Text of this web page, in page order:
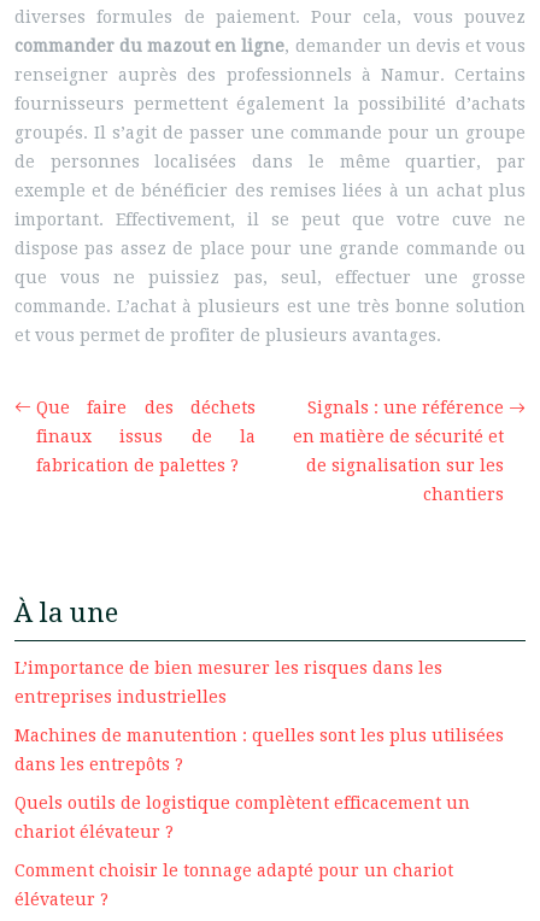
diverses formules de paiement. Pour cela, vous pouvez
commander du mazout en ligne, demander un devis et vous
renseigner auprès des professionnels à Namur. Certains
fournisseurs permettent également la possibilité d’achats
groupés. Il s’agit de passer une commande pour un groupe
de personnes localisées dans le même quartier, par
exemple et de bénéficier des remises liées à un achat plus
important. Effectivement, il se peut que votre cuve ne
dispose pas assez de place pour une grande commande ou
que vous ne puissiez pas, seul, effectuer une grosse
commande. L’achat à plusieurs est une très bonne solution
et vous permet de profiter de plusieurs avantages.
Que faire des déchets
finaux issus de la
fabrication de palettes ?
Signals : une référence
en matière de sécurité et
de signalisation sur les
chantiers
À la une
L’importance de bien mesurer les risques dans les
entreprises industrielles
Machines de manutention : quelles sont les plus utilisées
dans les entrepôts ?
Quels outils de logistique complètent efficacement un
chariot élévateur ?
Comment choisir le tonnage adapté pour un chariot
élévateur ?